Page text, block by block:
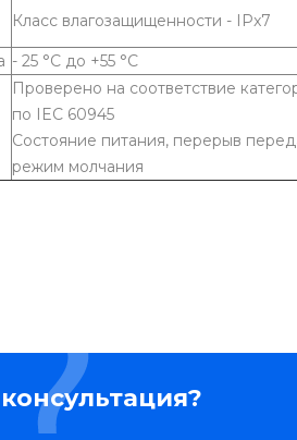
Класс влагозащищенности - IPx7
- 25 °C до +55 °C
Проверено на соответствие
по IEC 60945
Состояние питания, перерыв
режим молчания